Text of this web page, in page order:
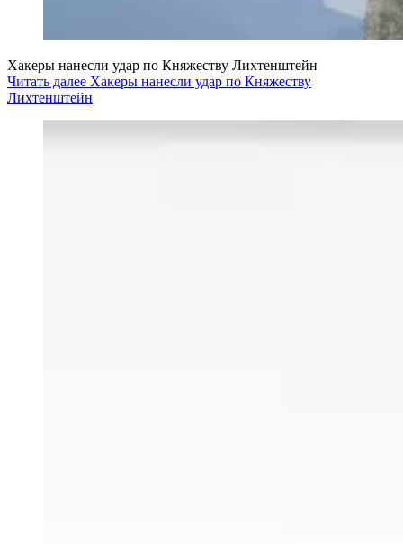
Хакеры нанесли удар по Княжеству Лихтенштейн
Читать далее Хакеры нанесли удар по Княжеству
Лихтенштейн